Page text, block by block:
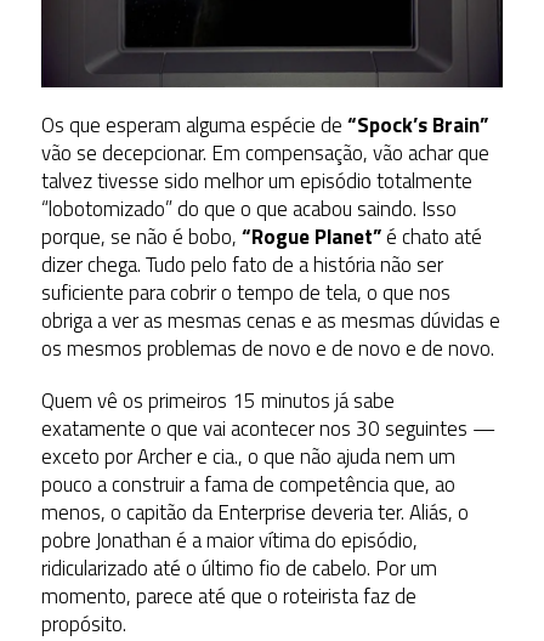
Os que esperam alguma espécie de“Spock’s Brain”
vão se decepcionar. Em compensação, vão achar que
talvez tivesse sido melhor um episódio totalmente
“lobotomizado” do que o que acabou saindo. Isso
porque, se não é bobo,“Rogue Planet”é chato até
dizer chega. Tudo pelo fato de a história não ser
suficiente para cobrir o tempo de tela, o que nos
obriga a ver as mesmas cenas e as mesmas dúvidas e
os mesmos problemas de novo e de novo e de novo.
Quem vê os primeiros 15 minutos já sabe
exatamente o que vai acontecer nos 30 seguintes —
exceto por Archer e cia., o que não ajuda nem um
pouco a construir a fama de competência que, ao
menos, o capitão da Enterprise deveria ter. Aliás, o
pobre Jonathan é a maior vítima do episódio,
ridicularizado até o último fio de cabelo. Por um
momento, parece até que o roteirista faz de
propósito.